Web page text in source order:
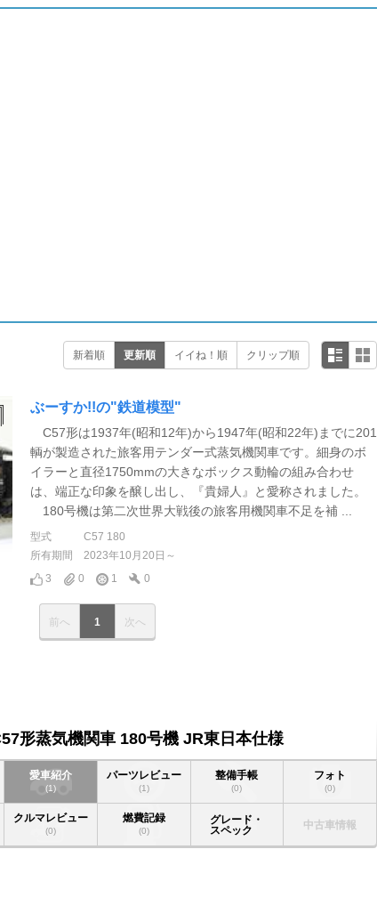
新着順 更新順 イイね！順 クリップ順
ぶーすか!!の"鉄道模型"
C57形は1937年(昭和12年)から1947年(昭和22年)までに201
輌が製造された旅客用テンダー式蒸気機関車です。細身のボ
イラーと直径1750mmの大きなボックス動輪の組み合わせ
は、端正な印象を醸し出し、『貴婦人』と愛称されました。
180号機は第二次世界大戦後の旅客用機関車不足を補 ...
型式
C57 180
所有期間
2023年10月20日～
3
0 1 0
前へ 1 次へ
形蒸気機関車 180号機 JR東日本仕様
愛車紹介
(1)
パーツレビュー
(1)
整備手帳
(0)
フォト
(0)
クルマレビュー
(0)
燃費記録
(0)
グレード・
スペック
中古車情報